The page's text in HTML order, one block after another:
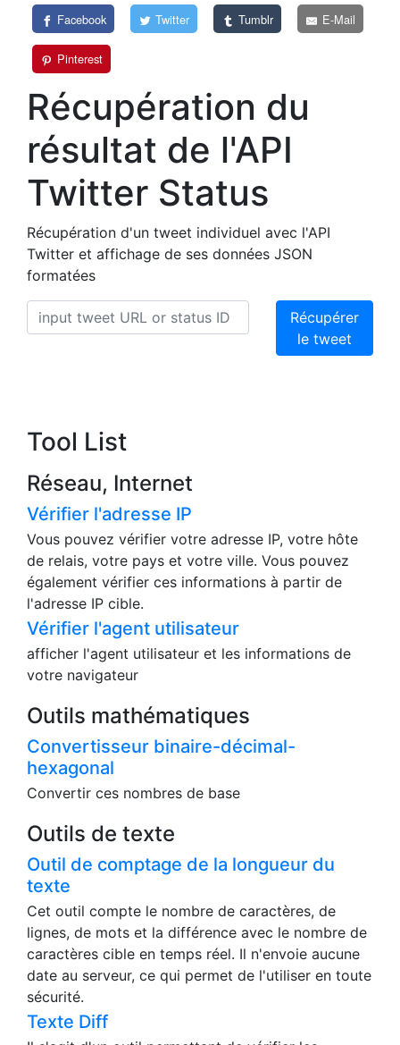
Facebook Twitter Tumblr E-Mail
Pinterest
Récupération du
résultat de l'API
Twitter Status
Récupération d'un tweet individuel avec l'API
Twitter et affichage de ses données JSON
formatées
Récupérer
le tweet
Tool List
Réseau, Internet
Vérifier l'adresse IP
Vous pouvez vérifier votre adresse IP, votre hôte
de relais, votre pays et votre ville. Vous pouvez
également vérifier ces informations à partir de
l'adresse IP cible.
Vérifier l'agent utilisateur
afficher l'agent utilisateur et les informations de
votre navigateur
Outils mathématiques
Convertisseur binaire-décimal-
hexagonal
Convertir ces nombres de base
Outils de texte
Outil de comptage de la longueur du
texte
Cet outil compte le nombre de caractères, de
lignes, de mots et la différence avec le nombre de
caractères cible en temps réel. Il n'envoie aucune
date au serveur, ce qui permet de l'utiliser en toute
sécurité.
Texte Diff